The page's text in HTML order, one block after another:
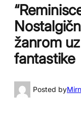
žanrom
fantastike
Posted by